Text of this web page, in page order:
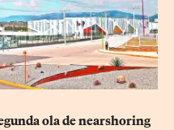
ola de nearshoring